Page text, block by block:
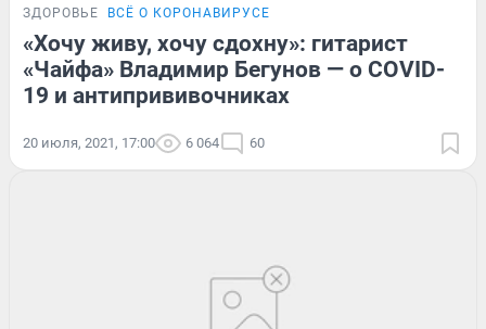
ЗДОРОВЬЕ ВСЁ О КОРОНАВИРУСЕ
«Хочу живу, хочу сдохну»: гитарист
«Чайфа» Владимир Бегунов — о COVID-
19 и антипрививочниках
20 июля, 2021, 17:00 6 064 60